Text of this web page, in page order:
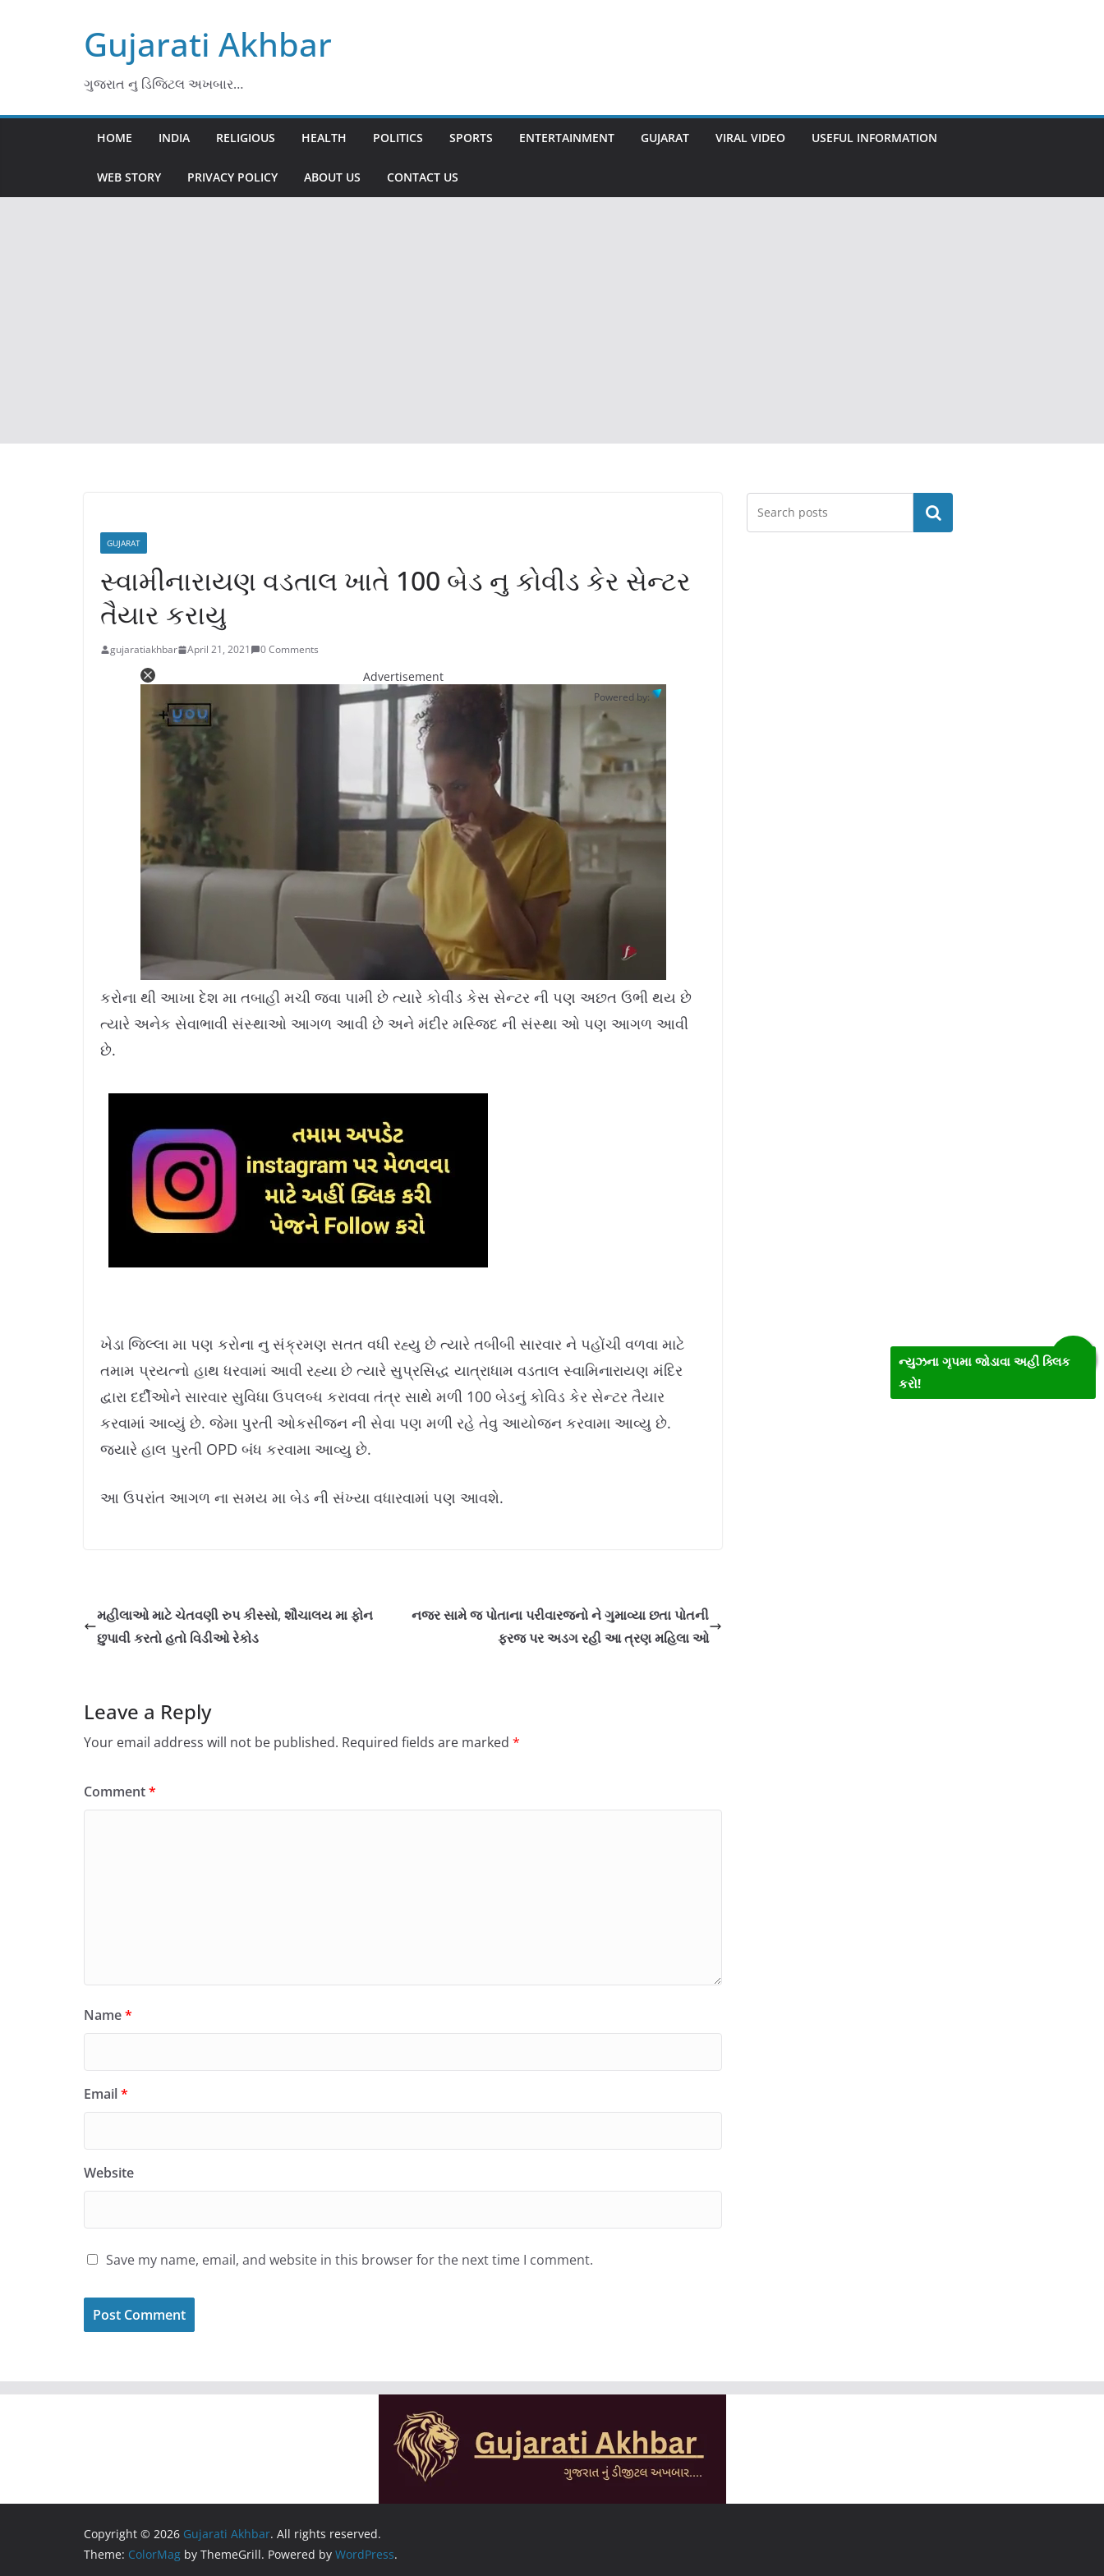
Gujarati Akhbar
ગુજરાત નુ ડિજિટલ અખબાર…
HOME INDIA RELIGIOUS HEALTH POLITICS SPORTS ENTERTAINMENT GUJARAT VIRAL VIDEO USEFUL INFORMATION
WEB STORY PRIVACY POLICY ABOUT US CONTACT US
GUJARAT
સ્વામીનારાયણ વડતાલ ખાતે 100 બેડ નુ કોવીડ કેર સેન્ટર
તૈયાર કરાયુ
gujaratiakhbar April 21, 2021 0 Comments
Advertisement
Powered by:
U
n
u
t
o
d
e
:
1
કરોના થી આખા દેશ મા તબાહી મચી જવા પામી છે ત્યારે કોવીંડ કેસ સેન્ટર ની પણ અછત ઉભી થય છે
ત્યારે અનેક સેવાભાવી સંસ્થાઓ આગળ આવી છે અને મંદીર મસ્જિદ ની સંસ્થા ઓ પણ આગળ આવી
છે.
ખેડા જિલ્લા મા પણ કરોના નુ સંક્રમણ સતત વધી રહ્યુ છે ત્યારે તબીબી સારવાર ને પહોંચી વળવા માટે
તમામ પ્રયત્નો હાથ ધરવામાં આવી રહ્યા છે ત્યારે સુપ્રસિદ્ધ યાત્રાધામ વડતાલ સ્વામિનારાયણ મંદિર
દ્વારા દર્દીઓને સારવાર સુવિધા ઉપલબ્ધ કરાવવા તંત્ર સાથે મળી 100 બેડનું કોવિડ કેર સેન્ટર તૈયાર
કરવામાં આવ્યું છે. જેમા પુરતી ઓકસીજન ની સેવા પણ મળી રહે તેવુ આયોજન કરવામા આવ્યુ છે.
જ્યારે હાલ પુરતી OPD બંધ કરવામા આવ્યુ છે.
આ ઉપરાંત આગળ ના સમય મા બેડ ની સંખ્યા વધારવામાં પણ આવશે.
મહીલાઓ માટે ચેતવણી રુપ કીસ્સો, શૌચાલય મા ફોન
છુપાવી કરતો હતો વિડીઓ રેકોડ
નજર સામે જ પોતાના પરીવારજનો ને ગુમાવ્યા છતા પોતની
ફરજ પર અડગ રહી આ ત્રણ મહિલા ઓ
Leave a Reply
Your email address will not be published. Required fields are marked *
Comment*
Name*
Email*
Website
Save my name, email, and website in this browser for the next time I comment.
Search
Copyright © 2026 Gujarati Akhbar. All rights reserved.
Theme: ColorMag by ThemeGrill. Powered by WordPress.
ન્યુઝના ગૃપમા જોડાવા અહીં ક્લિક
કરો!